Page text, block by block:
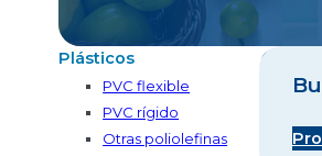
Plásticos
PVC flexible
PVC rígido
Otras poliolefinas